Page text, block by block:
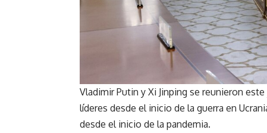
Vladimir Putin y Xi Jinping se reunieron
líderes desde el inicio de la guerra en
desde el inicio de la pandemia.